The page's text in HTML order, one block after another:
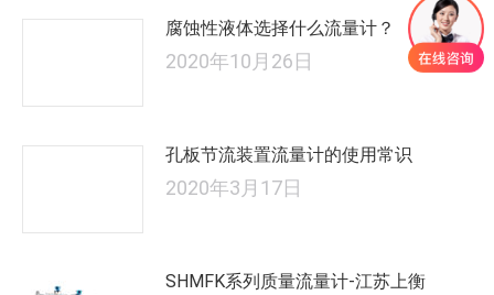
腐蚀性液体选择什么流量计？
2020年10月26日
孔板节流装置流量计的使用常识
2020年3月17日
SHMFK系列质量流量计-江苏上衡